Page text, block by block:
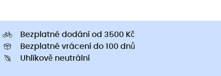
Bezplatné dodání od 3500 Kč
Bezplatné vrácení do 100 dnů
Uhlíkově neutrální